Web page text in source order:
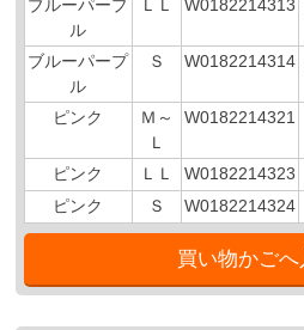
ブルーパープ
ル
ＬＬ W0182214313
ブルーパープ
ル
Ｓ W0182214314
ピンク
Ｍ～
Ｌ
W0182214321
ピンク ＬＬ W0182214323
ピンク
Ｓ W0182214324